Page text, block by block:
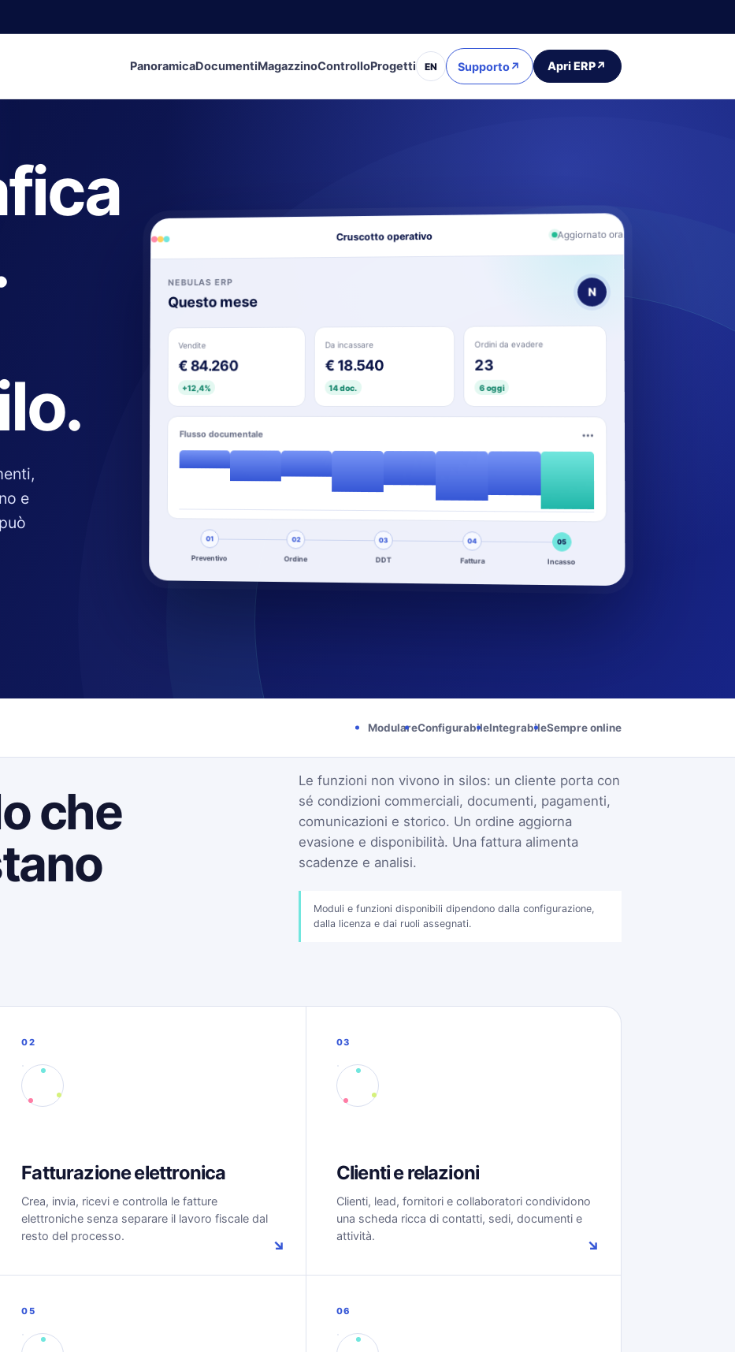
PanoramicaDocumentiMagazzinoControlloProgetti EN Supporto↗ Apri ERP↗
e
Cruscotto operativo Aggiornato ora
NEBULAS ERP
Questo mese
N
Vendite
€ 84.260
+12,4%
Da incassare
€ 18.540
14 doc.
Ordini da evadere
23
6 oggi
Flusso documentale •••
01
Preventivo
02
Ordine
03
DDT
04
Fattura
05
Incasso
ModulareConfigurabileIntegrabileSempre online
che
Le funzioni non vivono in silos: un cliente porta con
sé condizioni commerciali, documenti, pagamenti,
comunicazioni e storico. Un ordine aggiorna
evasione e disponibilità. Una fattura alimenta
scadenze e analisi.
Moduli e funzioni disponibili dipendono dalla configurazione,
dalla licenza e dai ruoli assegnati.
02
Fatturazione elettronica
Crea, invia, ricevi e controlla le fatture
elettroniche senza separare il lavoro fiscale dal
resto del processo.
↘
03
Clienti e relazioni
Clienti, lead, fornitori e collaboratori condividono
una scheda ricca di contatti, sedi, documenti e
attività.
↘
05 06